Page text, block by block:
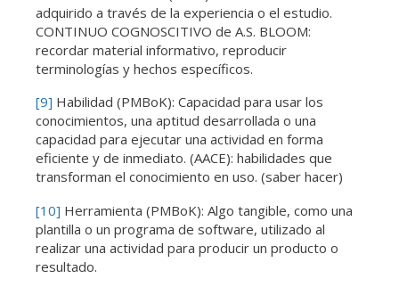
adquirido a través de la experiencia o el estudio.
CONTINUO COGNOSCITIVO de A.S. BLOOM:
recordar material informativo, reproducir
terminologías y hechos específicos.
[9] Habilidad (PMBoK): Capacidad para usar los
conocimientos, una aptitud desarrollada o una
capacidad para ejecutar una actividad en forma
eficiente y de inmediato. (AACE): habilidades que
transforman el conocimiento en uso. (saber hacer)
[10] Herramienta (PMBoK): Algo tangible, como una
plantilla o un programa de software, utilizado al
realizar una actividad para producir un producto o
resultado.